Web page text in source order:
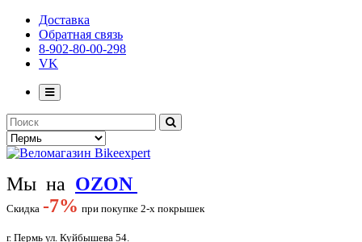
Доставка
Обратная связь
8-902-80-00-298
VK
Мы на OZON
Скидка -7% при покупке 2-х покрышек
г. Пермь ул. Куйбышева 54.